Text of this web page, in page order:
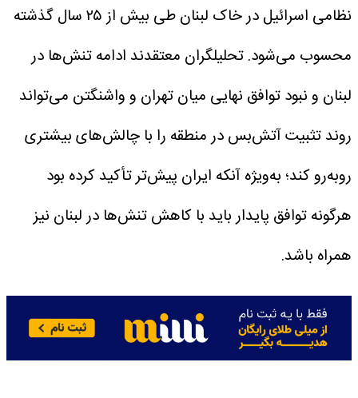
نظامی اسرائیل در خاک لبنان طی بیش از ۲۵ سال گذشته
محسوب می‌شود.تحلیلگران معتقدند ادامه تنش‌ها در
لبنان و نبود توافق نهایی میان تهران و واشنگتن می‌تواند
روند تثبیت آتش‌بس در منطقه را با چالش‌های بیشتری
روبه‌رو کند؛ به‌ویژه آنکه ایران پیش‌تر تأکید کرده بود
هرگونه توافق پایدار باید با کاهش تنش‌ها در لبنان نیز
همراه باشد.